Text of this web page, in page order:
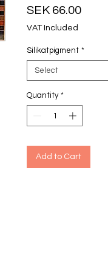
SEK 66.00
VAT Included
Silikatpigment *
Select
Quantity *
Add to Cart